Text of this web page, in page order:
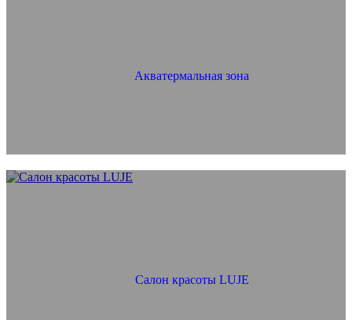
Акватермальная зона
Салон красоты LUJE